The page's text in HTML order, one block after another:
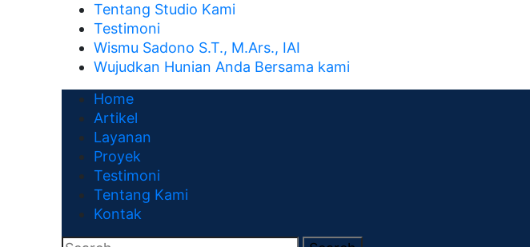
Tentang Studio Kami
Testimoni
Wismu Sadono S.T., M.Ars., IAI
Wujudkan Hunian Anda Bersama kami
Home
Artikel
Layanan
Proyek
Testimoni
Tentang Kami
Kontak